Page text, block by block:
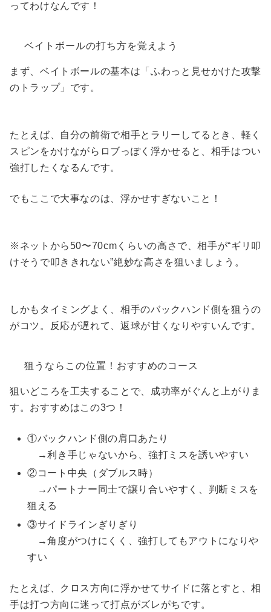
ってわけなんです！
ベイトボールの打ち方を覚えよう
まず、ベイトボールの基本は「ふわっと見せかけた攻撃
のトラップ」です。
たとえば、自分の前衛で相手とラリーしてるとき、軽く
スピンをかけながらロブっぽく浮かせると、相手はつい
強打したくなるんです。
でもここで大事なのは、浮かせすぎないこと！
※ネットから50〜70cmくらいの高さで、相手が“ギリ叩
けそうで叩ききれない”絶妙な高さを狙いましょう。
しかもタイミングよく、相手のバックハンド側を狙うの
がコツ。反応が遅れて、返球が甘くなりやすいんです。
狙うならこの位置！おすすめのコース
狙いどころを工夫することで、成功率がぐんと上がりま
す。おすすめはこの3つ！
①バックハンド側の肩口あたり
→利き手じゃないから、強打ミスを誘いやすい
②コート中央（ダブルス時）
→パートナー同士で譲り合いやすく、判断ミスを
狙える
③サイドラインぎりぎり
→角度がつけにくく、強打してもアウトになりや
すい
たとえば、クロス方向に浮かせてサイドに落とすと、相
手は打つ方向に迷って打点がズレがちです。